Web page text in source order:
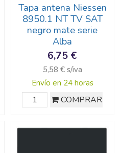
Tapa antena Niessen
8950.1 NT TV SAT
negro mate serie
Alba
6,75 €
5,58 € s/iva
Envío en 24 horas
COMPRAR